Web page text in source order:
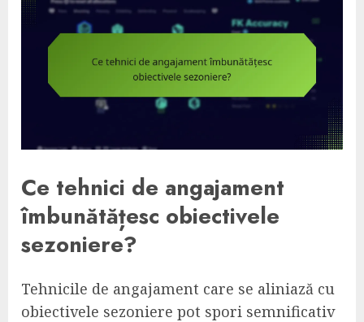
Ce tehnici de angajament
îmbunătățesc obiectivele
sezoniere?
Tehnicile de angajament care se aliniază cu
obiectivele sezoniere pot spori semnificativ